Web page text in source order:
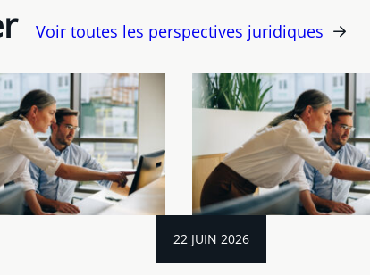
Voir toutes les perspectives juridiques
22 JUIN 2026